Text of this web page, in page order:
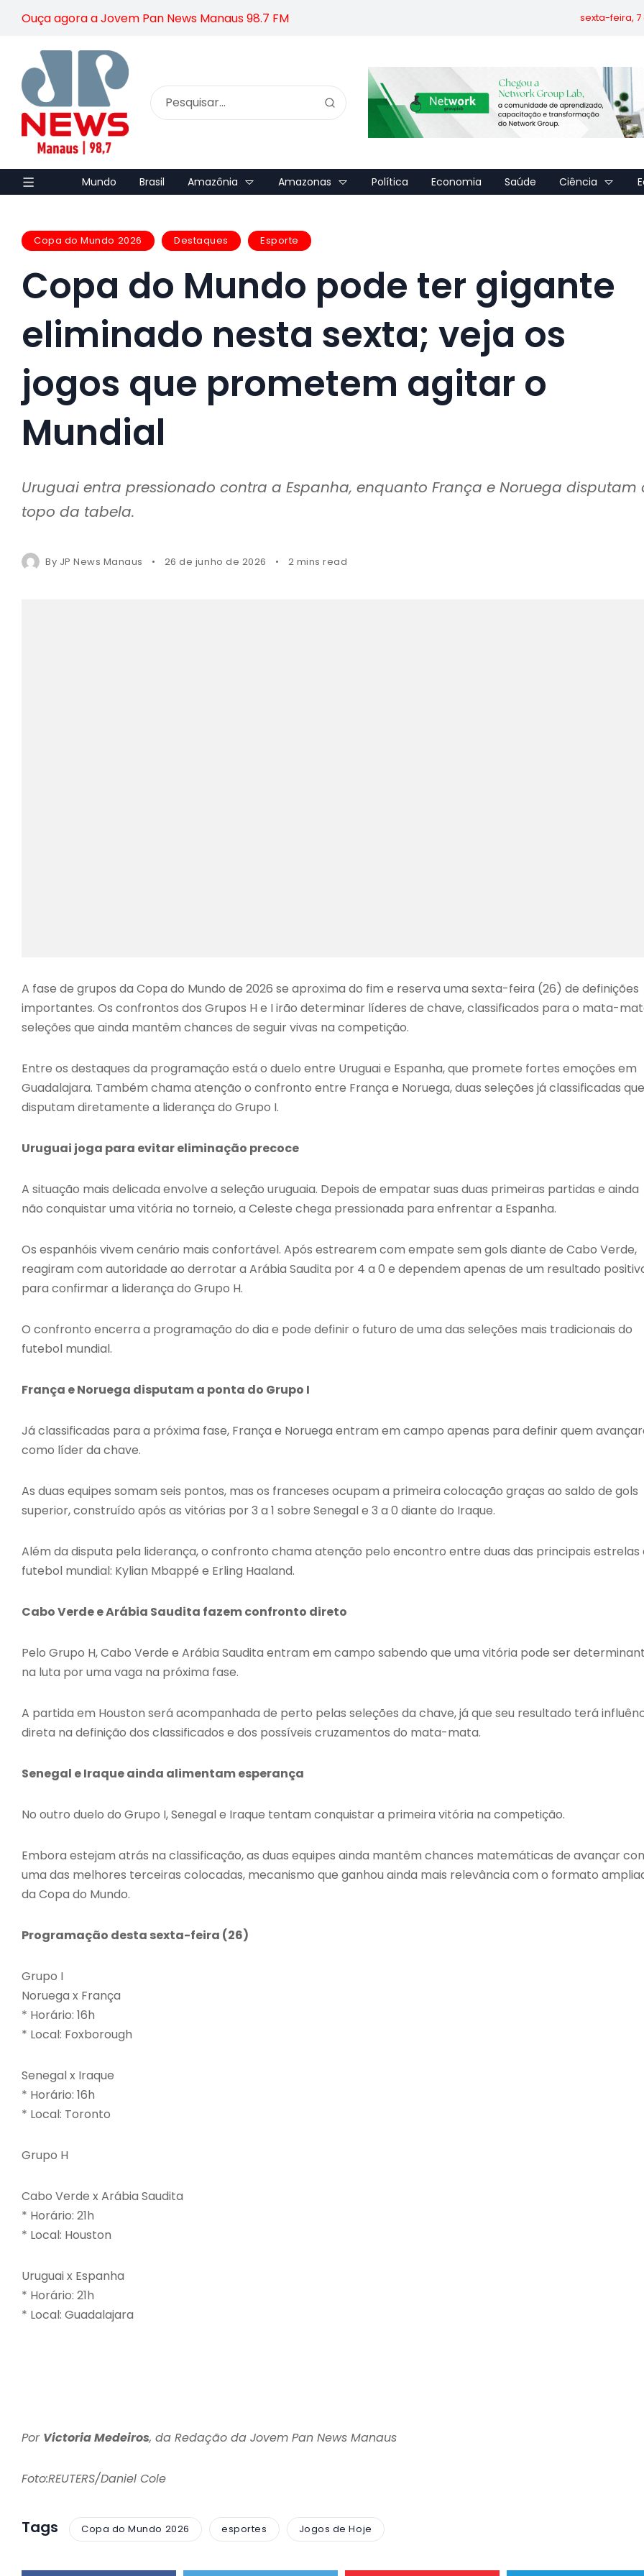
Ouça agora a Jovem Pan News Manaus 98.7 FM sexta-feira, 7
Mundo Brasil Amazônia Amazonas Política Economia Saúde Ciência
Copa do Mundo 2026 Destaques Esporte
Copa do Mundo pode ter gigante
eliminado nesta sexta; veja os
jogos que prometem agitar o
Mundial
Uruguai entra pressionado contra a Espanha, enquanto França e Noruega disputam
topo da tabela.
By JP News Manaus 26 de junho de 2026 2 mins read
A fase de grupos da Copa do Mundo de 2026 se aproxima do fim e reserva uma sexta-feira (26) de definições
importantes. Os confrontos dos Grupos H e I irão determinar líderes de chave, classificados para o mata-
seleções que ainda mantêm chances de seguir vivas na competição.
Entre os destaques da programação está o duelo entre Uruguai e Espanha, que promete fortes emoções em
Guadalajara. Também chama atenção o confronto entre França e Noruega, duas seleções já classificadas que
disputam diretamente a liderança do Grupo I.
Uruguai joga para evitar eliminação precoce
A situação mais delicada envolve a seleção uruguaia. Depois de empatar suas duas primeiras partidas e ainda
não conquistar uma vitória no torneio, a Celeste chega pressionada para enfrentar a Espanha.
Os espanhóis vivem cenário mais confortável. Após estrearem com empate sem gols diante de Cabo Verde,
reagiram com autoridade ao derrotar a Arábia Saudita por 4 a 0 e dependem apenas de um resultado
para confirmar a liderança do Grupo H.
O confronto encerra a programação do dia e pode definir o futuro de uma das seleções mais tradicionais do
futebol mundial.
França e Noruega disputam a ponta do Grupo I
Já classificadas para a próxima fase, França e Noruega entram em campo apenas para definir quem
como líder da chave.
As duas equipes somam seis pontos, mas os franceses ocupam a primeira colocação graças ao saldo de gols
superior, construído após as vitórias por 3 a 1 sobre Senegal e 3 a 0 diante do Iraque.
Além da disputa pela liderança, o confronto chama atenção pelo encontro entre duas das principais estrelas
futebol mundial: Kylian Mbappé e Erling Haaland.
Cabo Verde e Arábia Saudita fazem confronto direto
Pelo Grupo H, Cabo Verde e Arábia Saudita entram em campo sabendo que uma vitória pode ser
na luta por uma vaga na próxima fase.
A partida em Houston será acompanhada de perto pelas seleções da chave, já que seu resultado terá
direta na definição dos classificados e dos possíveis cruzamentos do mata-mata.
Senegal e Iraque ainda alimentam esperança
No outro duelo do Grupo I, Senegal e Iraque tentam conquistar a primeira vitória na competição.
Embora estejam atrás na classificação, as duas equipes ainda mantêm chances matemáticas de avançar
uma das melhores terceiras colocadas, mecanismo que ganhou ainda mais relevância com o formato
da Copa do Mundo.
Programação desta sexta-feira (26)
Grupo I
Noruega x França
* Horário: 16h
* Local: Foxborough
Senegal x Iraque
* Horário: 16h
* Local: Toronto
Grupo H
Cabo Verde x Arábia Saudita
* Horário: 21h
* Local: Houston
Uruguai x Espanha
* Horário: 21h
* Local: Guadalajara
Por Victoria Medeiros, da Redação da Jovem Pan News Manaus
Foto:REUTERS/Daniel Cole
Tags Copa do Mundo 2026 esportes Jogos de Hoje